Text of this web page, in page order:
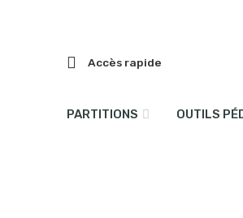
Accès rapide
PARTITIONS OUTILS